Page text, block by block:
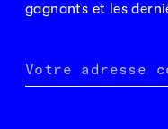
gagnants et les
Votre adresse